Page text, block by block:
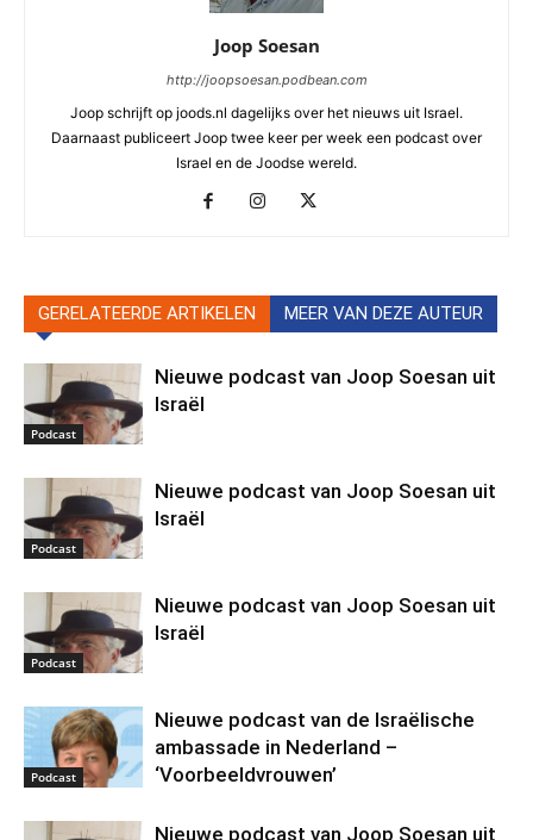
Joop Soesan
http://joopsoesan.podbean.com
Joop schrijft op joods.nl dagelijks over het nieuws uit Israel.
Daarnaast publiceert Joop twee keer per week een podcast over
Israel en de Joodse wereld.
GERELATEERDE ARTIKELEN MEER VAN DEZE AUTEUR
Podcast
Nieuwe podcast van Joop Soesan uit
Israël
Podcast
Nieuwe podcast van Joop Soesan uit
Israël
Podcast
Nieuwe podcast van Joop Soesan uit
Israël
Podcast
Nieuwe podcast van de Israëlische
ambassade in Nederland –
‘Voorbeeldvrouwen’
Nieuwe podcast van Joop Soesan uit